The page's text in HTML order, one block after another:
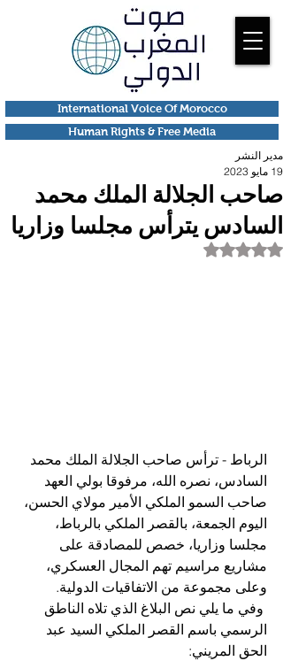
Human Rights & Free Media
International Voice Of Morocco
صاحب الجلالة الملك محمد
السادس يترأس مجلسا وزاريا
مدير النشر
19 مايو 2023
تم التقييم بـ ليس رقمًا من أصل 5 نجوم.
الرباط - ترأس صاحب الجلالة الملك محمد
السادس، نصره الله، مرفوقا بولي العهد
صاحب السمو الملكي الأمير مولاي الحسن،
اليوم الجمعة، بالقصر الملكي بالرباط،
مجلسا وزاريا، خصص للمصادقة على
مشاريع مراسيم تهم المجال العسكري،
وعلى مجموعة من الاتفاقيات الدولية.
وفي ما يلي نص البلاغ الذي تلاه الناطق
الرسمي باسم القصر الملكي السيد عبد
الحق المريني: